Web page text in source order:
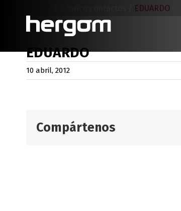
contenido
EDUARDO
EDUARDO
10 abril, 2012
Compártenos